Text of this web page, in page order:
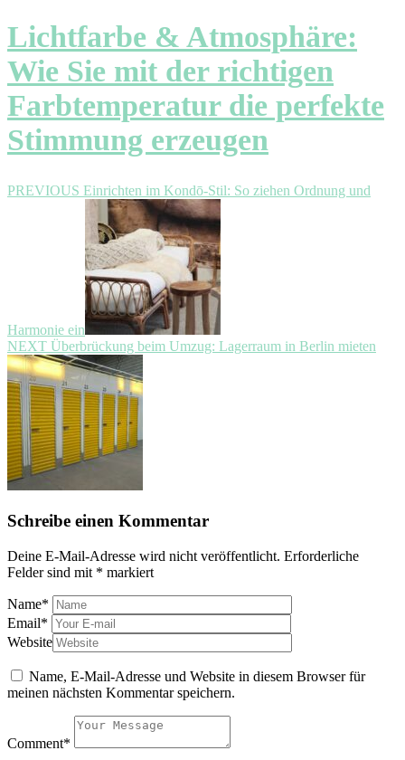
Lichtfarbe & Atmosphäre:
Wie Sie mit der richtigen
Farbtemperatur die perfekte
Stimmung erzeugen
Beitragsnavigation
PREVIOUS Previous
post:
Einrichten im Kondō-Stil: So ziehen Ordnung und
Harmonie ein
NEXT Next
post:
Überbrückung beim Umzug: Lagerraum in Berlin mieten
Schreibe einen Kommentar
Deine E-Mail-Adresse wird nicht veröffentlicht. Erforderliche
Felder sind mit * markiert
Name*
Email*
Website
Name, E-Mail-Adresse und Website in diesem Browser für
meinen nächsten Kommentar speichern.
Comment*